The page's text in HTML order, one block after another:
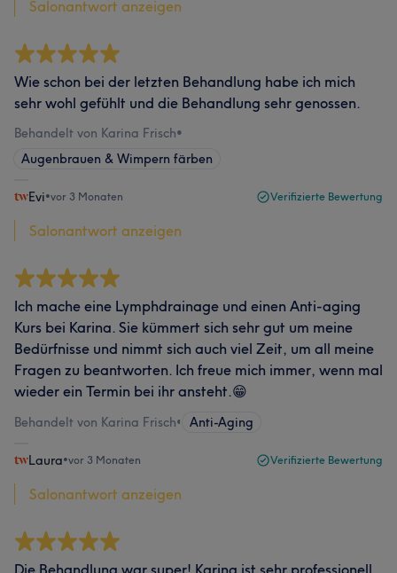
Salonantwort anzeigen
Wie schon bei der letzten Behandlung habe ich mich
sehr wohl gefühlt und die Behandlung sehr genossen.
Behandelt von Karina Frisch•
Augenbrauen & Wimpern färben
Evi•vor 3 Monaten Verifizierte Bewertung
Salonantwort anzeigen
Ich mache eine Lymphdrainage und einen Anti-aging
Kurs bei Karina. Sie kümmert sich sehr gut um meine
Bedürfnisse und nimmt sich auch viel Zeit, um all meine
Fragen zu beantworten. Ich freue mich immer, wenn mal
wieder ein Termin bei ihr ansteht.😁
Behandelt von Karina Frisch• Anti-Aging
Laura•vor 3 Monaten Verifizierte Bewertung
Salonantwort anzeigen
Die Behandlung war super! Karina ist sehr professionell